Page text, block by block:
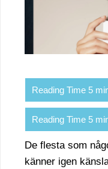
De flesta som
känner igen